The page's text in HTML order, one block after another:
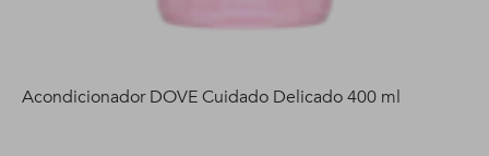
Acondicionador DOVE Cuidado Delicado 400 ml